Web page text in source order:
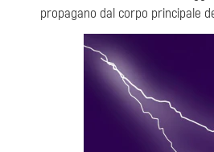
propagano dal corpo principale